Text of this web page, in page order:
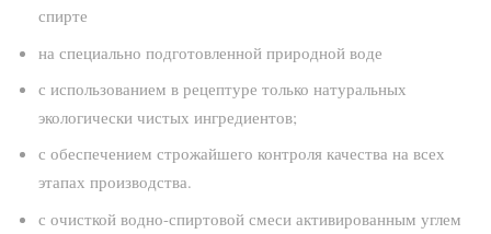
спирте
на специально подготовленной природной воде
с использованием в рецептуре только натуральных
экологически чистых ингредиентов;
с обеспечением строжайшего контроля качества на всех
этапах производства.
с очисткой водно-спиртовой смеси активированным углем